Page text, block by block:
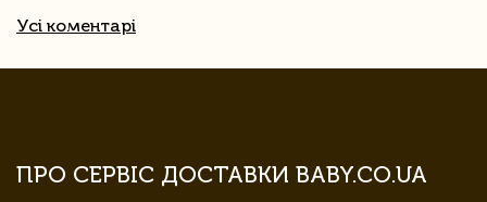
Усі коментарі
ПРО СЕРВІС ДОСТАВКИ BABY.CO.UA